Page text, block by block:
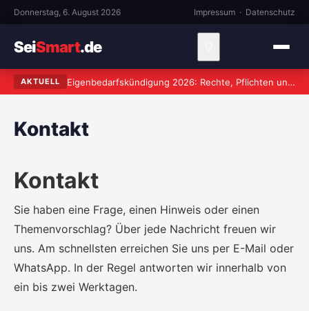
Donnerstag, 6. August 2026 Impressum · Datenschutz
SeiSmart.de
AKTUELL Eigenbedarfskündigung 2026: Rechte, Pflichten und häufige Fehler
Kontakt
Kontakt
Sie haben eine Frage, einen Hinweis oder einen
Themenvorschlag? Über jede Nachricht freuen wir
uns. Am schnellsten erreichen Sie uns per E-Mail oder
WhatsApp. In der Regel antworten wir innerhalb von
ein bis zwei Werktagen.